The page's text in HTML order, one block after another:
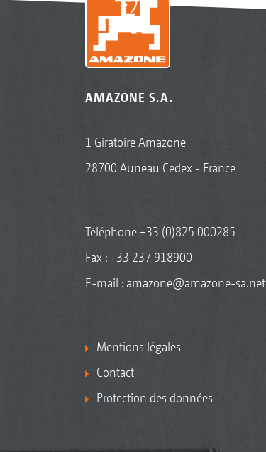
AMAZONE S.A.
1 Giratoire Amazone
28700 Auneau Cedex - France
Téléphone+33 (0)825 000285
Fax : +33 237 918900
E-mail : amazone@amazone-sa.net
Mentions légales
Contact
Protection des données